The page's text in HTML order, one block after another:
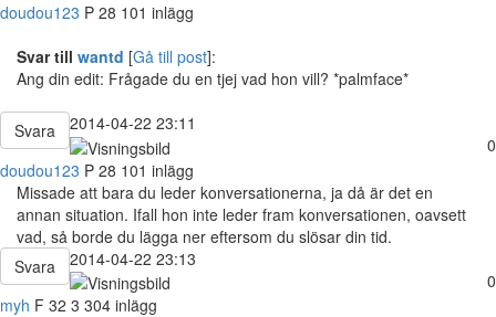
doudou123 P 28 101 inlägg
Svar till wantd [Gå till post]:
Ang din edit: Frågade du en tjej vad hon vill? *palmface*
Svara
2014-04-22 23:11
0
doudou123 P 28 101 inlägg
Missade att bara du leder konversationerna, ja då är det en
annan situation. Ifall hon inte leder fram konversationen, oavsett
vad, så borde du lägga ner eftersom du slösar din tid.
Svara
2014-04-22 23:13
0
myh F 32 3 304 inlägg